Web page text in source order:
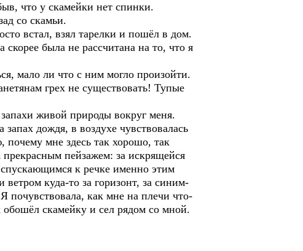
что у скамейки нет спинки.
со скамьи.
встал, взял тарелки и пошёл в дом.
была не рассчитана на то, что я
мало ли что с ним могло произойти.
грех не существовать! Тупые
живой природы вокруг меня.
дождя, в воздухе чувствовалась
почему мне здесь так хорошо, так
прекрасным пейзажем: за искрящейся
спускающимся к речке именно этим
куда-то за горизонт, за синим-
почувствовала, как мне на плечи что-
обошёл скамейку и сел рядом со мной.